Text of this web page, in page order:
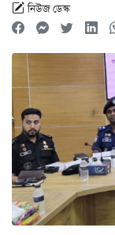
নিউজ ডেস্ক